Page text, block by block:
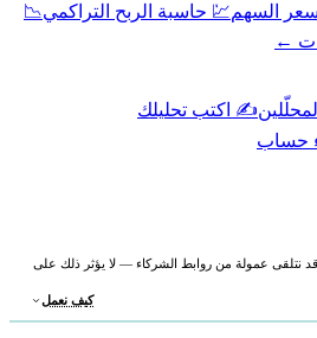
السهم💹 حاسبة الربح التراكمي📉
←
✍️ اكتب تحليلك
حساب
نتلقى عمولة من روابط الشركاء — لا يؤثر ذلك على
كيف نعمل